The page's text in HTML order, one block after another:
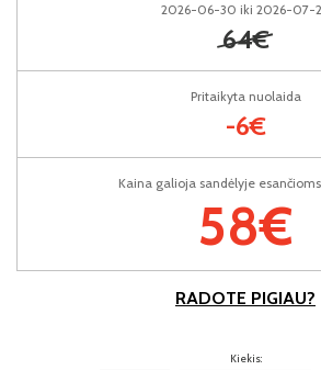
Kaina galioja sandėlyje
58€
2026-06-30 iki 2026-07-
64€
Pritaikyta nuolaida
-6€
RADOTE PIGIAU?
Kiekis: